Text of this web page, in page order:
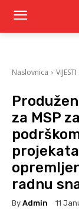
Naslovnica VIJESTI
za MSP
radnu
By Admin 11